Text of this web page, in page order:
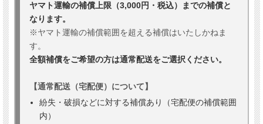
ヤマト運輸の補償上限（3,000円・税込）までの補償と
なります。
※ヤマト運輸の補償範囲を超える補償はいたしかねま
す。
全額補償をご希望の方は通常配送をご選択ください。
【通常配送（宅配便）について】
紛失・破損などに対する補償あり（宅配便の補償範囲
内）